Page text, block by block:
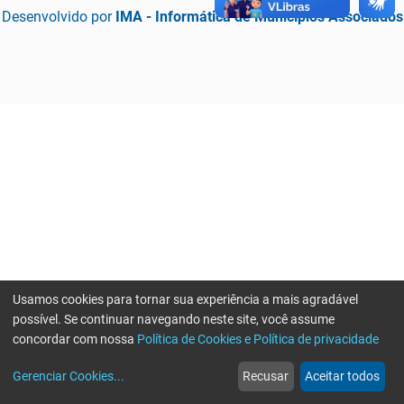
Desenvolvido por IMA - Informática de Municípios Associados
web
Notícias
more_horiz
Mais
Usamos cookies para tornar sua experiência a mais agradável
possível. Se continuar navegando neste site, você assume
concordar com nossa Política de Cookies e Política de privacidade
Gerenciar Cookies... Recusar Aceitar todos
Erro ao enviar informações, por favor tente novamente